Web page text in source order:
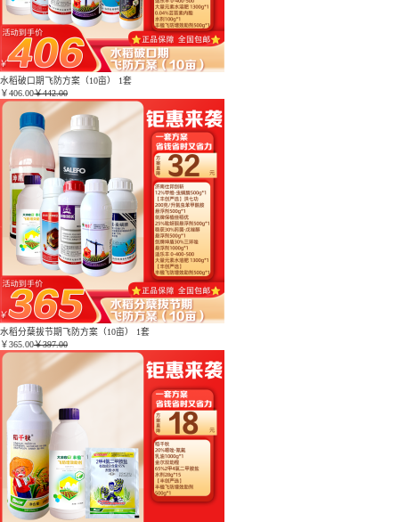
水稻破口期飞防方案（10亩） 1套
￥406.00￥442.00
水稻分蘖拔节期飞防方案（10亩） 1套
￥365.00￥397.00